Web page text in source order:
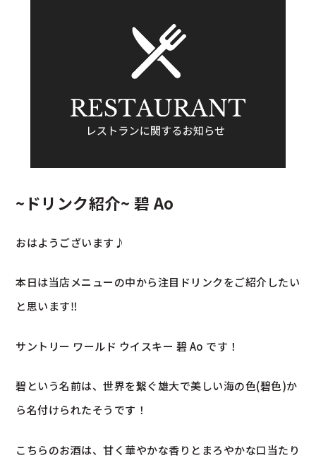
~ドリンク紹介~ 碧 Ao
おはようございます♪
本日は当店メニューの中から注目ドリンクをご紹介したい
と思います‼︎
サントリー ワールド ウイスキー 碧 Ao です！
碧という名前は、世界を繋ぐ雄大で美しい海の色(碧色)か
ら名付けられたそうです！
こちらのお酒は、甘く華やかな香りとまろやかな口当たり